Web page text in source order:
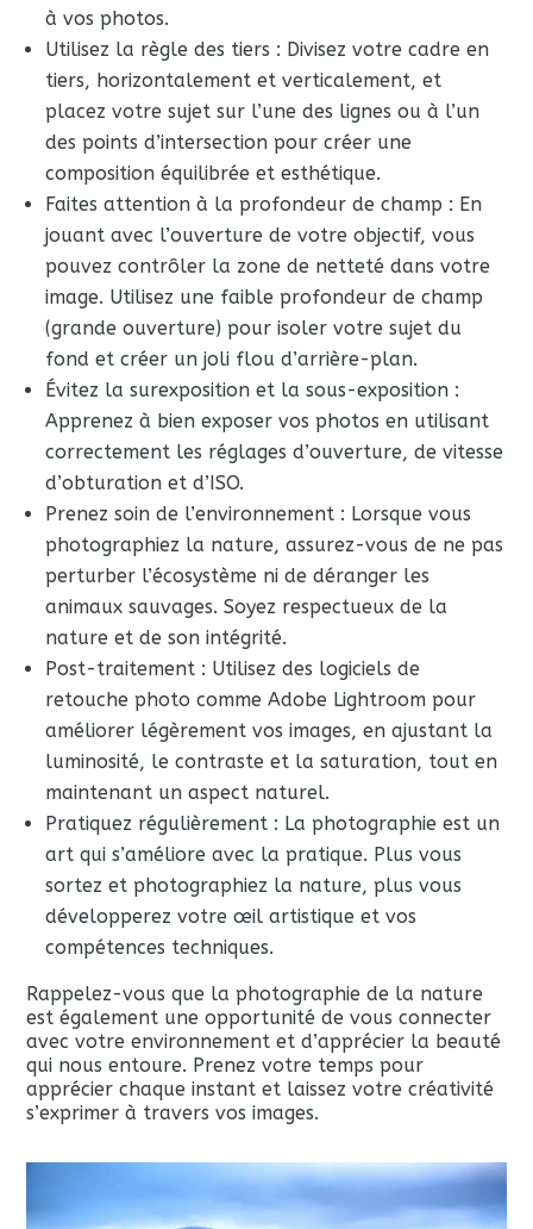
à vos photos.
Utilisez la règle des tiers : Divisez votre cadre en
tiers, horizontalement et verticalement, et
placez votre sujet sur l’une des lignes ou à l’un
des points d’intersection pour créer une
composition équilibrée et esthétique.
Faites attention à la profondeur de champ : En
jouant avec l’ouverture de votre objectif, vous
pouvez contrôler la zone de netteté dans votre
image. Utilisez une faible profondeur de champ
(grande ouverture) pour isoler votre sujet du
fond et créer un joli flou d’arrière-plan.
Évitez la surexposition et la sous-exposition :
Apprenez à bien exposer vos photos en utilisant
correctement les réglages d’ouverture, de vitesse
d’obturation et d’ISO.
Prenez soin de l’environnement : Lorsque vous
photographiez la nature, assurez-vous de ne pas
perturber l’écosystème ni de déranger les
animaux sauvages. Soyez respectueux de la
nature et de son intégrité.
Post-traitement : Utilisez des logiciels de
retouche photo comme Adobe Lightroom pour
améliorer légèrement vos images, en ajustant la
luminosité, le contraste et la saturation, tout en
maintenant un aspect naturel.
Pratiquez régulièrement : La photographie est un
art qui s’améliore avec la pratique. Plus vous
sortez et photographiez la nature, plus vous
développerez votre œil artistique et vos
compétences techniques.
Rappelez-vous que la photographie de la nature
est également une opportunité de vous connecter
avec votre environnement et d’apprécier la beauté
qui nous entoure. Prenez votre temps pour
apprécier chaque instant et laissez votre créativité
s’exprimer à travers vos images.